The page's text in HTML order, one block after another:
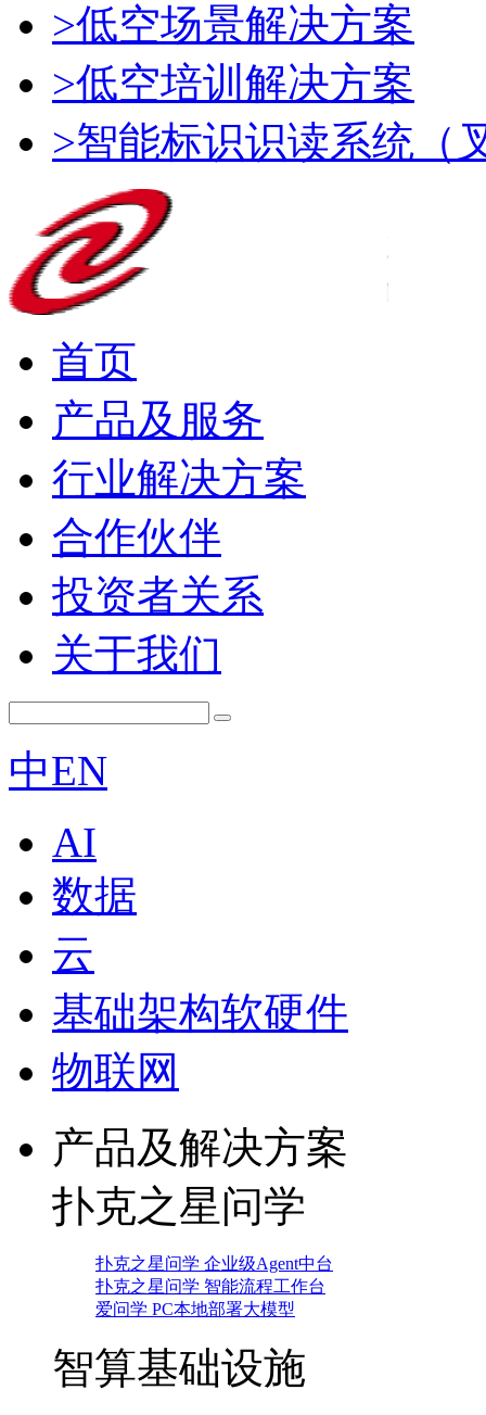
>低空场景解决方案
>低空培训解决方案
>智能标识识读系统（
首页
产品及服务
行业解决方案
合作伙伴
投资者关系
关于我们
中EN
AI
数据
云
基础架构软硬件
物联网
产品及解决方案
扑克之星问学
扑克之星问学 企业级Agent中台
扑克之星问学 智能流程工作台
爱问学 PC本地部署大模型
智算基础设施